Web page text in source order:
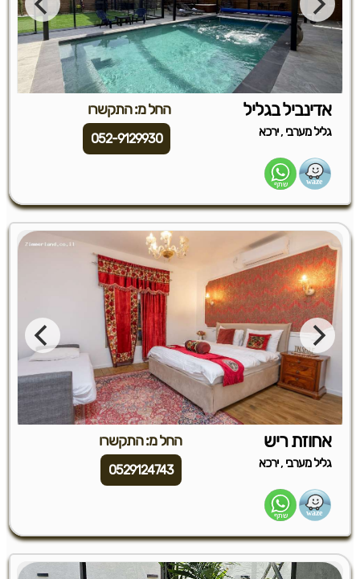
אדינביל בגליל החל מ: התקשרו
גליל מערבי ,ירכא 052-9129930
אחוזת ריש החל מ: התקשרו
גליל מערבי ,ירכא 0529124743